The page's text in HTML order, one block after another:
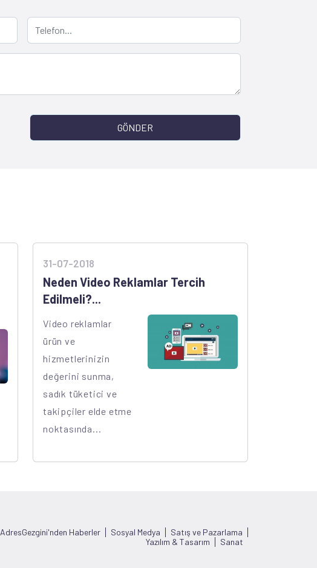
GÖNDER
31-07-2018
Neden Video Reklamlar Tercih
Edilmeli?...
Video reklamlar
ürün ve
hizmetlerinizin
değerini sunma,
sadık tüketici ve
takipçiler elde etme
noktasında...
AdresGezgini'nden Haberler Sosyal Medya
Satış ve Pazarlama
Yazılım & Tasarım
Sanat